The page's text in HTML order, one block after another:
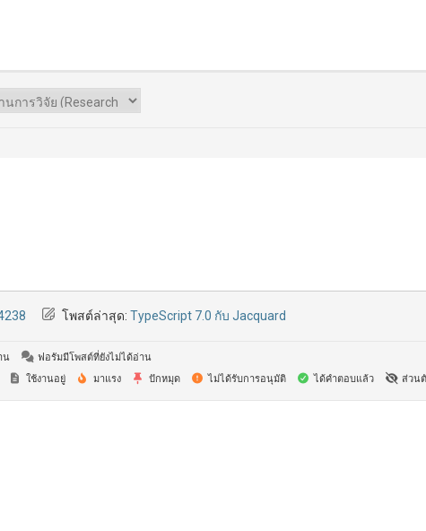
โพสต์ล่าสุด: TypeScript 7.0 กับ Jacquard
น
ฟอรัมมีโพสต์ที่ยังไม่ได้อ่าน
ใช้งานอยู่ มาแรง ปักหมุด ไม่ได้รับการอนุมัติ ได้คำตอบแล้ว ส่วน